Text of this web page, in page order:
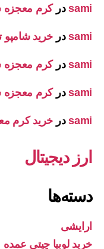
samiدرکرم
samiدر خرید شامپو
samiدرکرم
samiدرکرم
samiدر خرید کرم
ارز دیجیتال
دسته‌ها
ارایشی
خرید لوبیا چیتی عمده